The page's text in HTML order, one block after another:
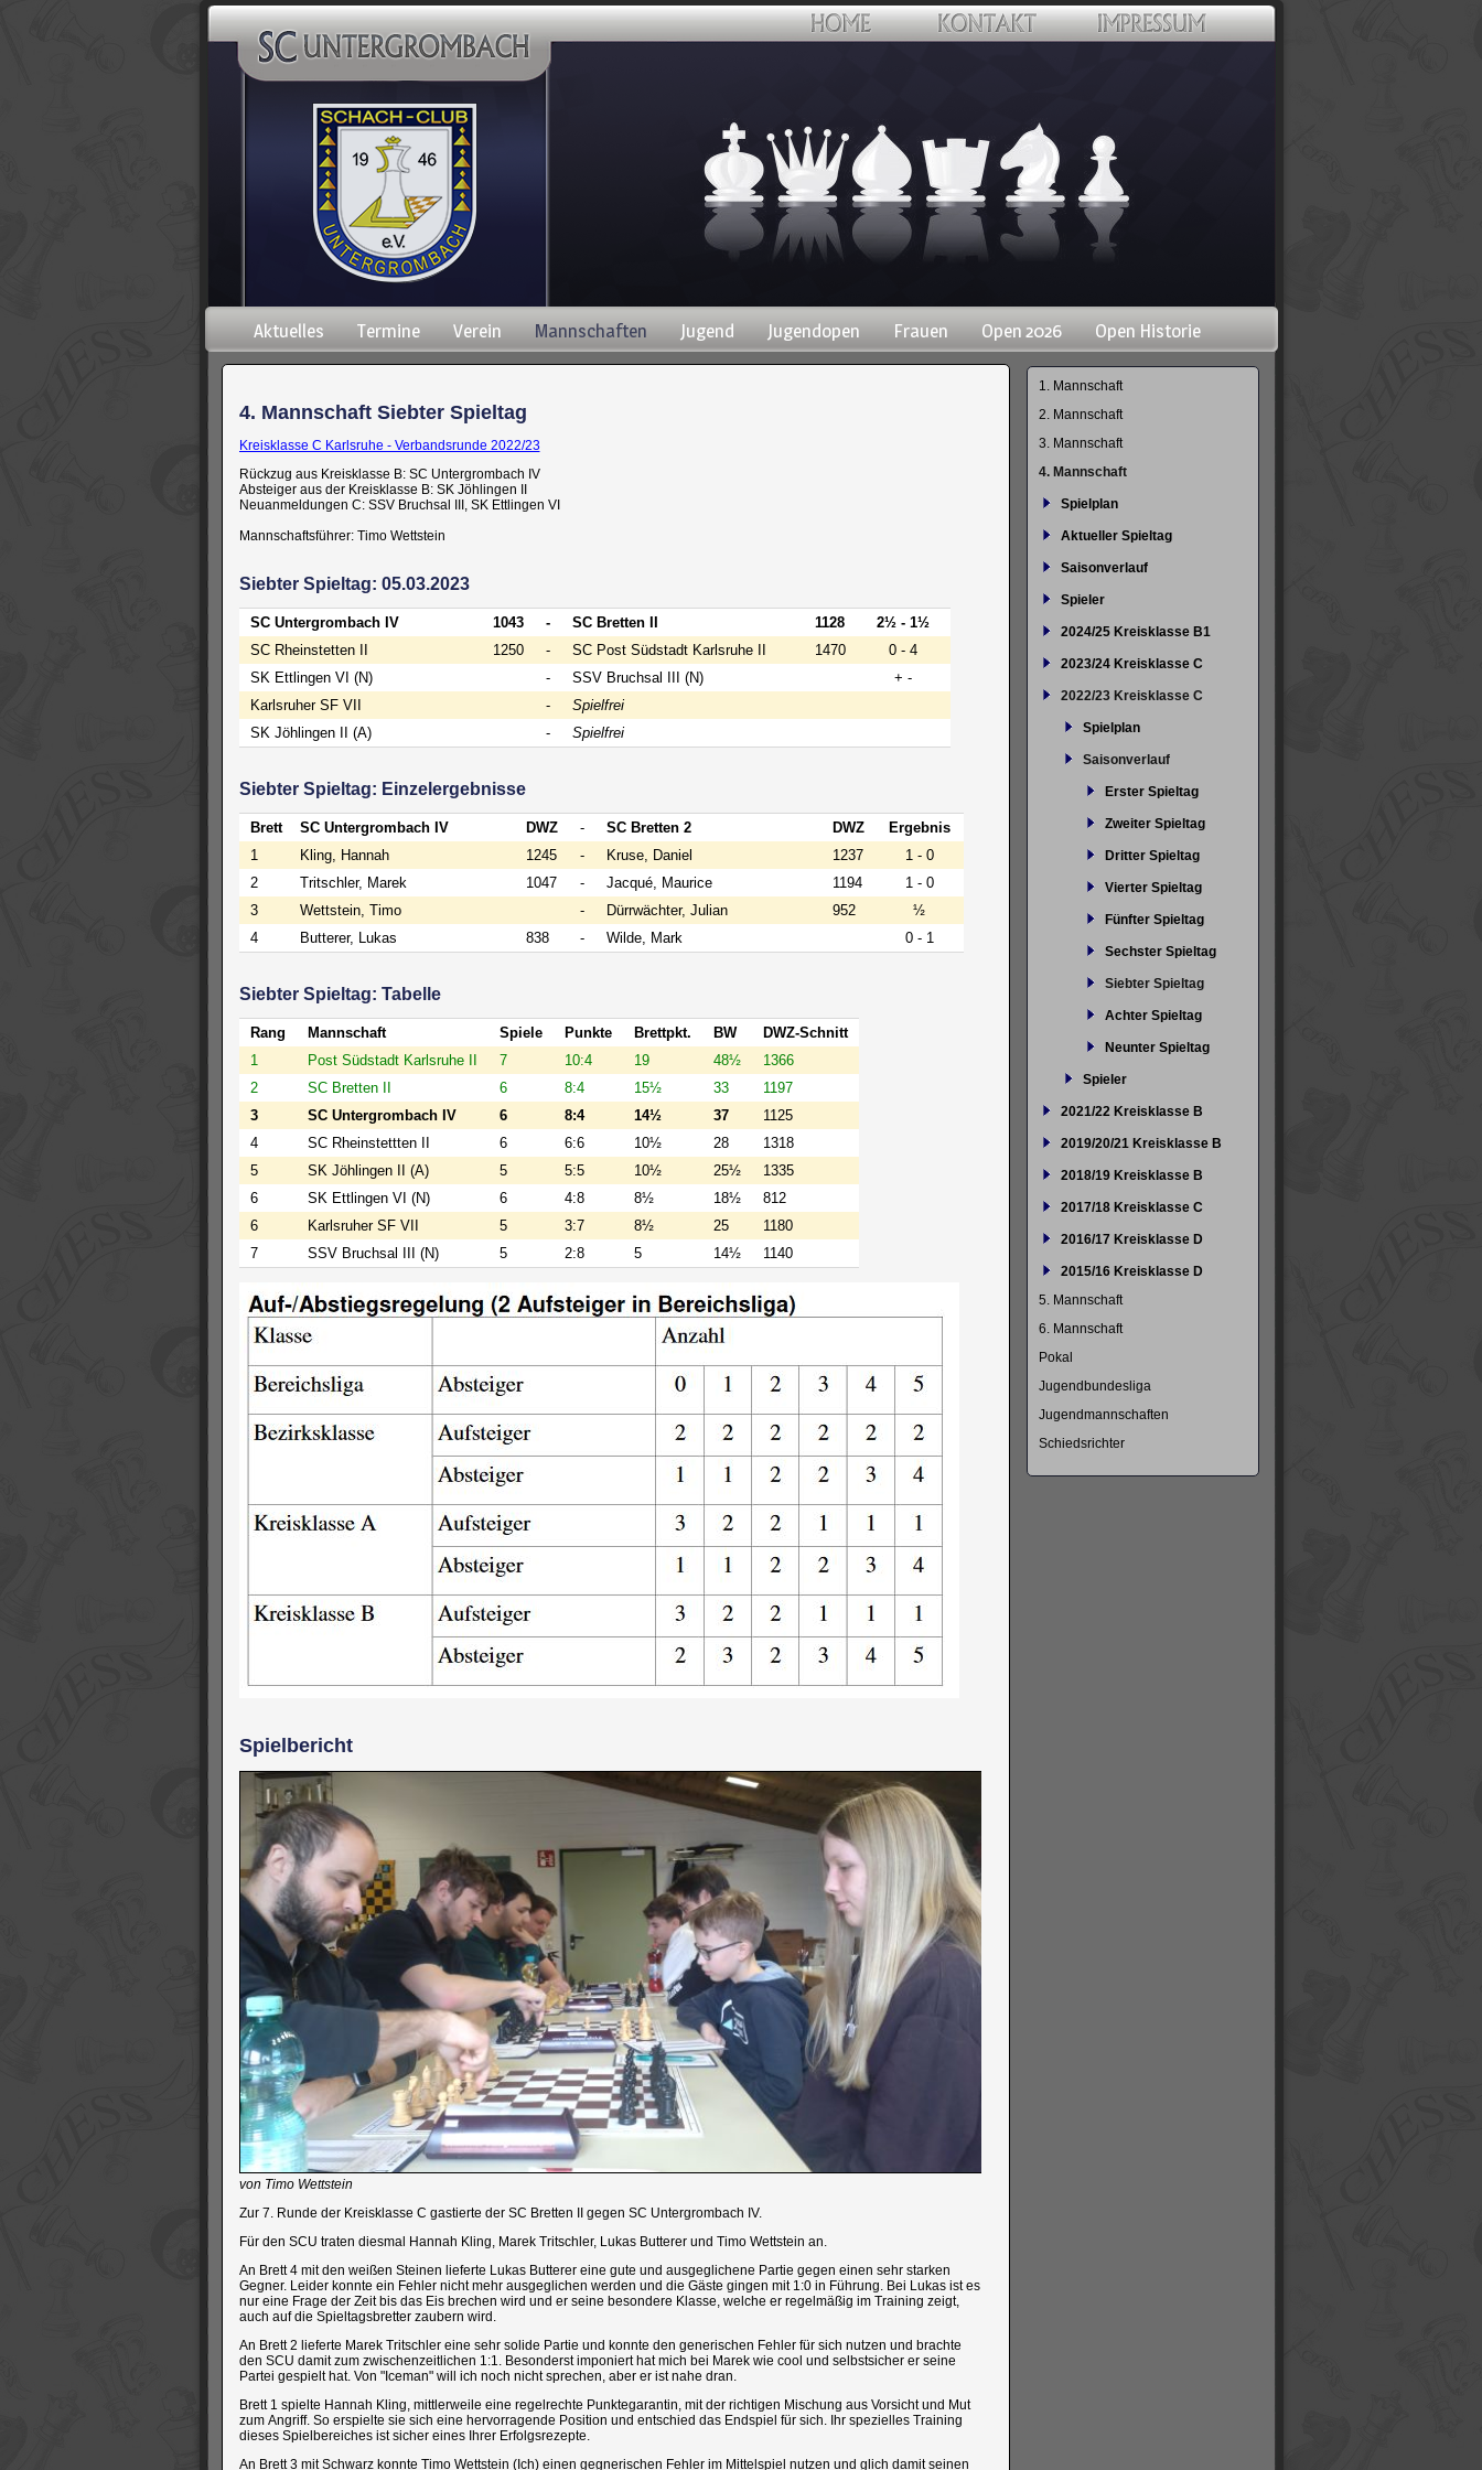
Navigation
überspringen
Aktuelles Termine Verein Mannschaften Jugend Jugendopen Frauen Open 2026 Open Historie
4. Mannschaft Siebter Spieltag
Kreisklasse C Karlsruhe - Verbandsrunde 2022/23
Rückzug aus Kreisklasse B: SC Untergrombach IV
Absteiger aus der Kreisklasse B: SK Jöhlingen II
Neuanmeldungen C: SSV Bruchsal III, SK Ettlingen VI
Mannschaftsführer: Timo Wettstein
Siebter Spieltag: 05.03.2023
SC Untergrombach IV 1043 - SC Bretten II 1128
2½ - 1½
SC Rheinstetten II
1250 - SC Post Südstadt Karlsruhe II 1470
0 - 4
SK Ettlingen VI (N)
- SSV Bruchsal III (N)
+ -
Karlsruher SF VII
-
Spielfrei
SK Jöhlingen II (A)
- Spielfrei
Siebter Spieltag: Einzelergebnisse
Brett SC Untergrombach IV DWZ - SC Bretten 2 DWZ
Ergebnis
1
Kling, Hannah 1245 - Kruse, Daniel 1237
1 - 0
2
Tritschler, Marek 1047 - Jacqué, Maurice 1194
1 - 0
3
Wettstein, Timo - Dürrwächter, Julian 952
½
4
Butterer, Lukas 838 - Wilde, Mark 0 - 1
Siebter Spieltag: Tabelle
Rang Mannschaft Spiele Punkte Brettpkt. BW
DWZ-Schnitt
1
Post Südstadt Karlsruhe II 7 10:4 19 48½
1366
2
SC Bretten II 6 8:4 15½ 33
1197
3
SC Untergrombach IV 6 8:4 14½ 37
1125
4
SC Rheinstettten II 6 6:6 10½ 28
1318
5
SK Jöhlingen II (A) 5 5:5 10½ 25½
1335
6
SK Ettlingen VI (N) 6 4:8 8½ 18½
812
6
Karlsruher SF VII 5 3:7 8½ 25
1180
7
SSV Bruchsal III (N) 5 2:8 5 14½ 1140
Spielbericht
von Timo Wettstein
Zur 7. Runde der Kreisklasse C gastierte der SC Bretten II gegen SC Untergrombach IV.
Für den SCU traten diesmal Hannah Kling, Marek Tritschler, Lukas Butterer und Timo Wettstein an.
An Brett 4 mit den weißen Steinen lieferte Lukas Butterer eine gute und ausgeglichene Partie gegen einen sehr starken
Gegner. Leider konnte ein Fehler nicht mehr ausgeglichen werden und die Gäste gingen mit 1:0 in Führung. Bei Lukas ist es
nur eine Frage der Zeit bis das Eis brechen wird und er seine besondere Klasse, welche er regelmäßig im Training zeigt,
auch auf die Spieltagsbretter zaubern wird.
An Brett 2 lieferte Marek Tritschler eine sehr solide Partie und konnte den generischen Fehler für sich nutzen und brachte
den SCU damit zum zwischenzeitlichen 1:1. Besonderst imponiert hat mich bei Marek wie cool und selbstsicher er seine
Partei gespielt hat. Von "Iceman" will ich noch nicht sprechen, aber er ist nahe dran.
Brett 1 spielte Hannah Kling, mittlerweile eine regelrechte Punktegarantin, mit der richtigen Mischung aus Vorsicht und Mut
zum Angriff. So erspielte sie sich eine hervorragende Position und entschied das Endspiel für sich. Ihr spezielles Training
dieses Spielbereiches ist sicher eines Ihrer Erfolgsrezepte.
An Brett 3 mit Schwarz konnte Timo Wettstein (Ich) einen gegnerischen Fehler im Mittelspiel nutzen und glich damit seinen
Navigation
1. Mannschaft
2. Mannschaft
3. Mannschaft
4. Mannschaft
Spielplan
Aktueller Spieltag
Saisonverlauf
Spieler
2024/25 Kreisklasse B1
2023/24 Kreisklasse C
2022/23 Kreisklasse C
Spielplan
Saisonverlauf
Erster Spieltag
Zweiter Spieltag
Dritter Spieltag
Vierter Spieltag
Fünfter Spieltag
Sechster Spieltag
Siebter Spieltag
Achter Spieltag
Neunter Spieltag
Spieler
2021/22 Kreisklasse B
2019/20/21 Kreisklasse B
2018/19 Kreisklasse B
2017/18 Kreisklasse C
2016/17 Kreisklasse D
2015/16 Kreisklasse D
5. Mannschaft
6. Mannschaft
Pokal
Jugendbundesliga
Jugendmannschaften
Schiedsrichter